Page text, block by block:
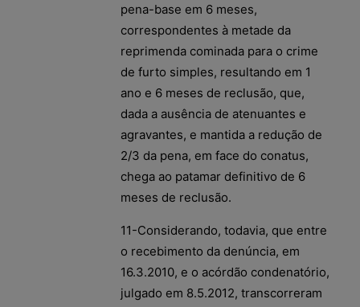
pena-base em 6 meses,
correspondentes à metade da
reprimenda cominada para o crime
de furto simples, resultando em 1
ano e 6 meses de reclusão, que,
dada a ausência de atenuantes e
agravantes, e mantida a redução de
2/3 da pena, em face do conatus,
chega ao patamar definitivo de 6
meses de reclusão.
11-Considerando, todavia, que entre
o recebimento da denúncia, em
16.3.2010, e o acórdão condenatório,
julgado em 8.5.2012, transcorreram